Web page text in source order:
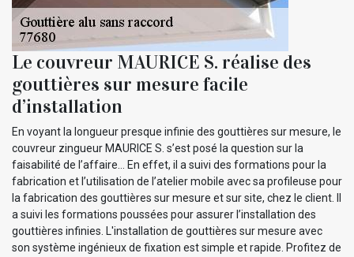
Le couvreur MAURICE S. réalise des
gouttières sur mesure facile
d’installation
En voyant la longueur presque infinie des gouttières sur mesure, le
couvreur zingueur MAURICE S. s’est posé la question sur la
faisabilité de l’affaire… En effet, il a suivi des formations pour la
fabrication et l’utilisation de l’atelier mobile avec sa profileuse pour
la fabrication des gouttières sur mesure et sur site, chez le client. Il
a suivi les formations poussées pour assurer l’installation des
gouttières infinies. L'installation de gouttières sur mesure avec
son système ingénieux de fixation est simple et rapide. Profitez de